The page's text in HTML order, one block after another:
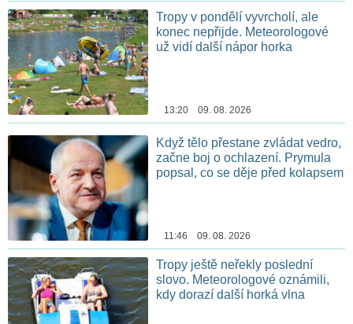
Tropy v pondělí vyvrcholí, ale
konec nepřijde. Meteorologové
už vidí další nápor horka
13:20 09. 08. 2026
Když tělo přestane zvládat vedro,
začne boj o ochlazení. Prymula
popsal, co se děje před kolapsem
11:46 09. 08. 2026
Tropy ještě neřekly poslední
slovo. Meteorologové oznámili,
kdy dorazí další horká vlna